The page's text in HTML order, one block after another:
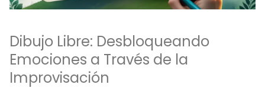
Dibujo Libre: Desbloqueando
Emociones a Través de la
Improvisación